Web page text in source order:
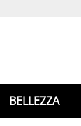
BELLEZZA